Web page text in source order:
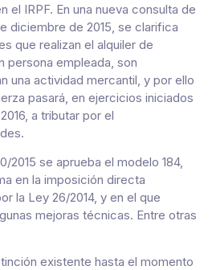
el IRPF. En una nueva consulta de
diciembre de 2015, se clarifica
que realizan el alquiler de
persona empleada, son
una actividad mercantil, y por ello
pasará, en ejercicios iniciados
a tributar por el
2015 se aprueba el modelo 184,
en la imposición directa
la Ley 26/2014, y en el que
mejoras técnicas. Entre otras
existente hasta el momento